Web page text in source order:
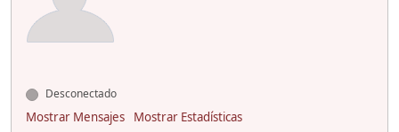
Desconectado
Mostrar Mensajes
Mostrar Estadísticas